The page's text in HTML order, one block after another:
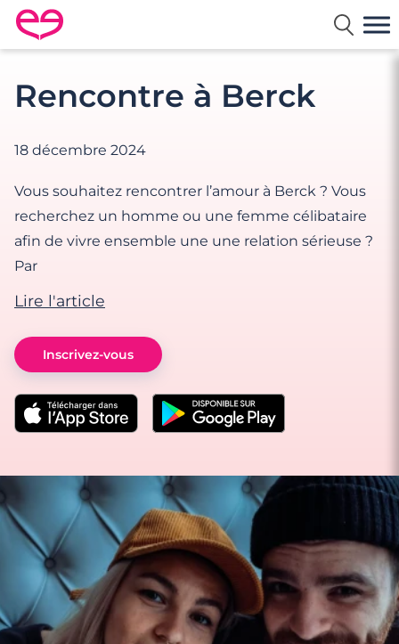
Rencontre en France avec Meetic
Rencontre à Berck
18 décembre 2024
Vous souhaitez rencontrer l’amour à Berck ? Vous
recherchez un homme ou une femme célibataire
afin de vivre ensemble une une relation sérieuse ?
Par
Lire l'article
Inscrivez-vous